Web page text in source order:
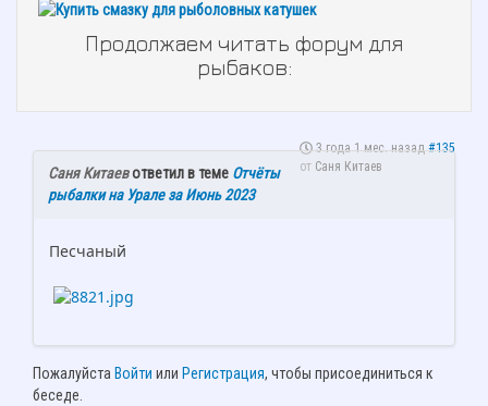
Продолжаем читать форум для
рыбаков:
3 года 1 мес. назад #135
от Саня Китаев
Саня Китаевответил в теме Отчёты
рыбалки на Урале за Июнь 2023
Песчаный
Пожалуйста Войти или Регистрация, чтобы присоединиться к
беседе.